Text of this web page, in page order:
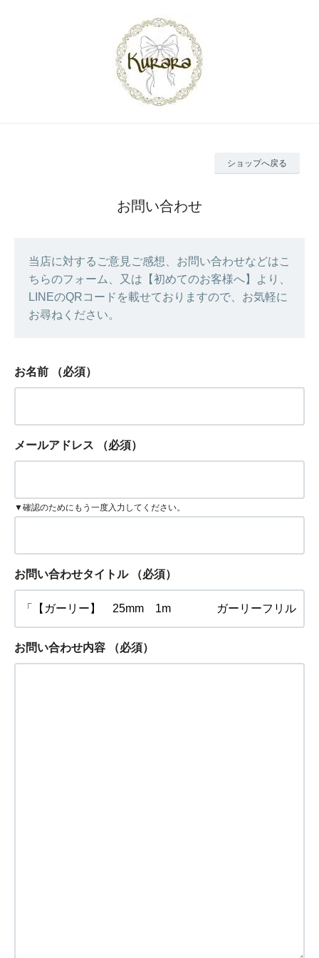
ショップへ戻る
お問い合わせ
当店に対するご意見ご感想、お問い合わせなどはこ
ちらのフォーム、又は【初めてのお客様へ】より、
LINEのQRコードを載せておりますので、お気軽に
お尋ねください。
お名前 （必須）
メールアドレス （必須）
▼確認のためにもう一度入力してください。
お問い合わせタイトル （必須）
お問い合わせ内容 （必須）